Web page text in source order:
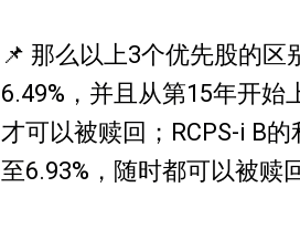
📌 那么以上3个优先股的区
6.49%，并且从第15年开始
才可以被赎回；RCPS-i B
至6.93%，随时都可以被赎